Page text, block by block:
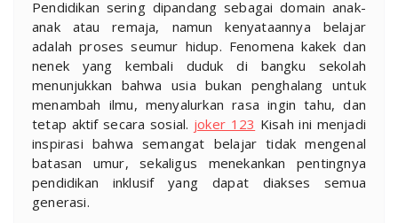
Pendidikan sering dipandang sebagai domain anak-
anak atau remaja, namun kenyataannya belajar
adalah proses seumur hidup. Fenomena kakek dan
nenek yang kembali duduk di bangku sekolah
menunjukkan bahwa usia bukan penghalang untuk
menambah ilmu, menyalurkan rasa ingin tahu, dan
tetap aktif secara sosial. joker 123 Kisah ini menjadi
inspirasi bahwa semangat belajar tidak mengenal
batasan umur, sekaligus menekankan pentingnya
pendidikan inklusif yang dapat diakses semua
generasi.